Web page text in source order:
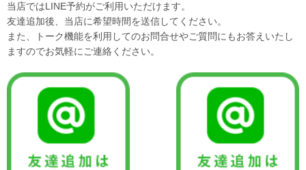
当店ではLINE予約がご利用いただけます。
友達追加後、当店に希望時間を送信してください。
また、トーク機能を利用してのお問合せやご質問にもお答えいたし
ますのでお気軽にご連絡ください。